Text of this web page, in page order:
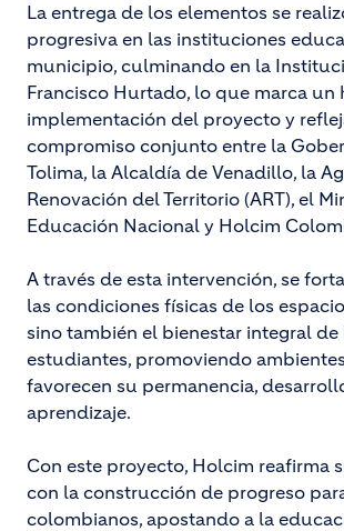
La entrega de los elementos se
progresiva en las instituciones
municipio, culminando en la
Francisco Hurtado, lo que marca un
implementación del proyecto y
compromiso conjunto entre la
Tolima, la Alcaldía de Venadillo, la
Renovación del Territorio (ART), el
Educación Nacional y Holcim
A través de esta intervención, se
las condiciones físicas de los
sino también el bienestar integral de
estudiantes, promoviendo
favorecen su permanencia,
aprendizaje.
Con este proyecto, Holcim reafirma
con la construcción de progreso
colombianos, apostando a la